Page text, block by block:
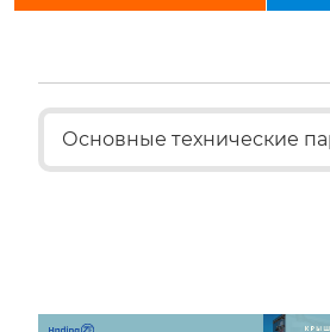
Основные технические